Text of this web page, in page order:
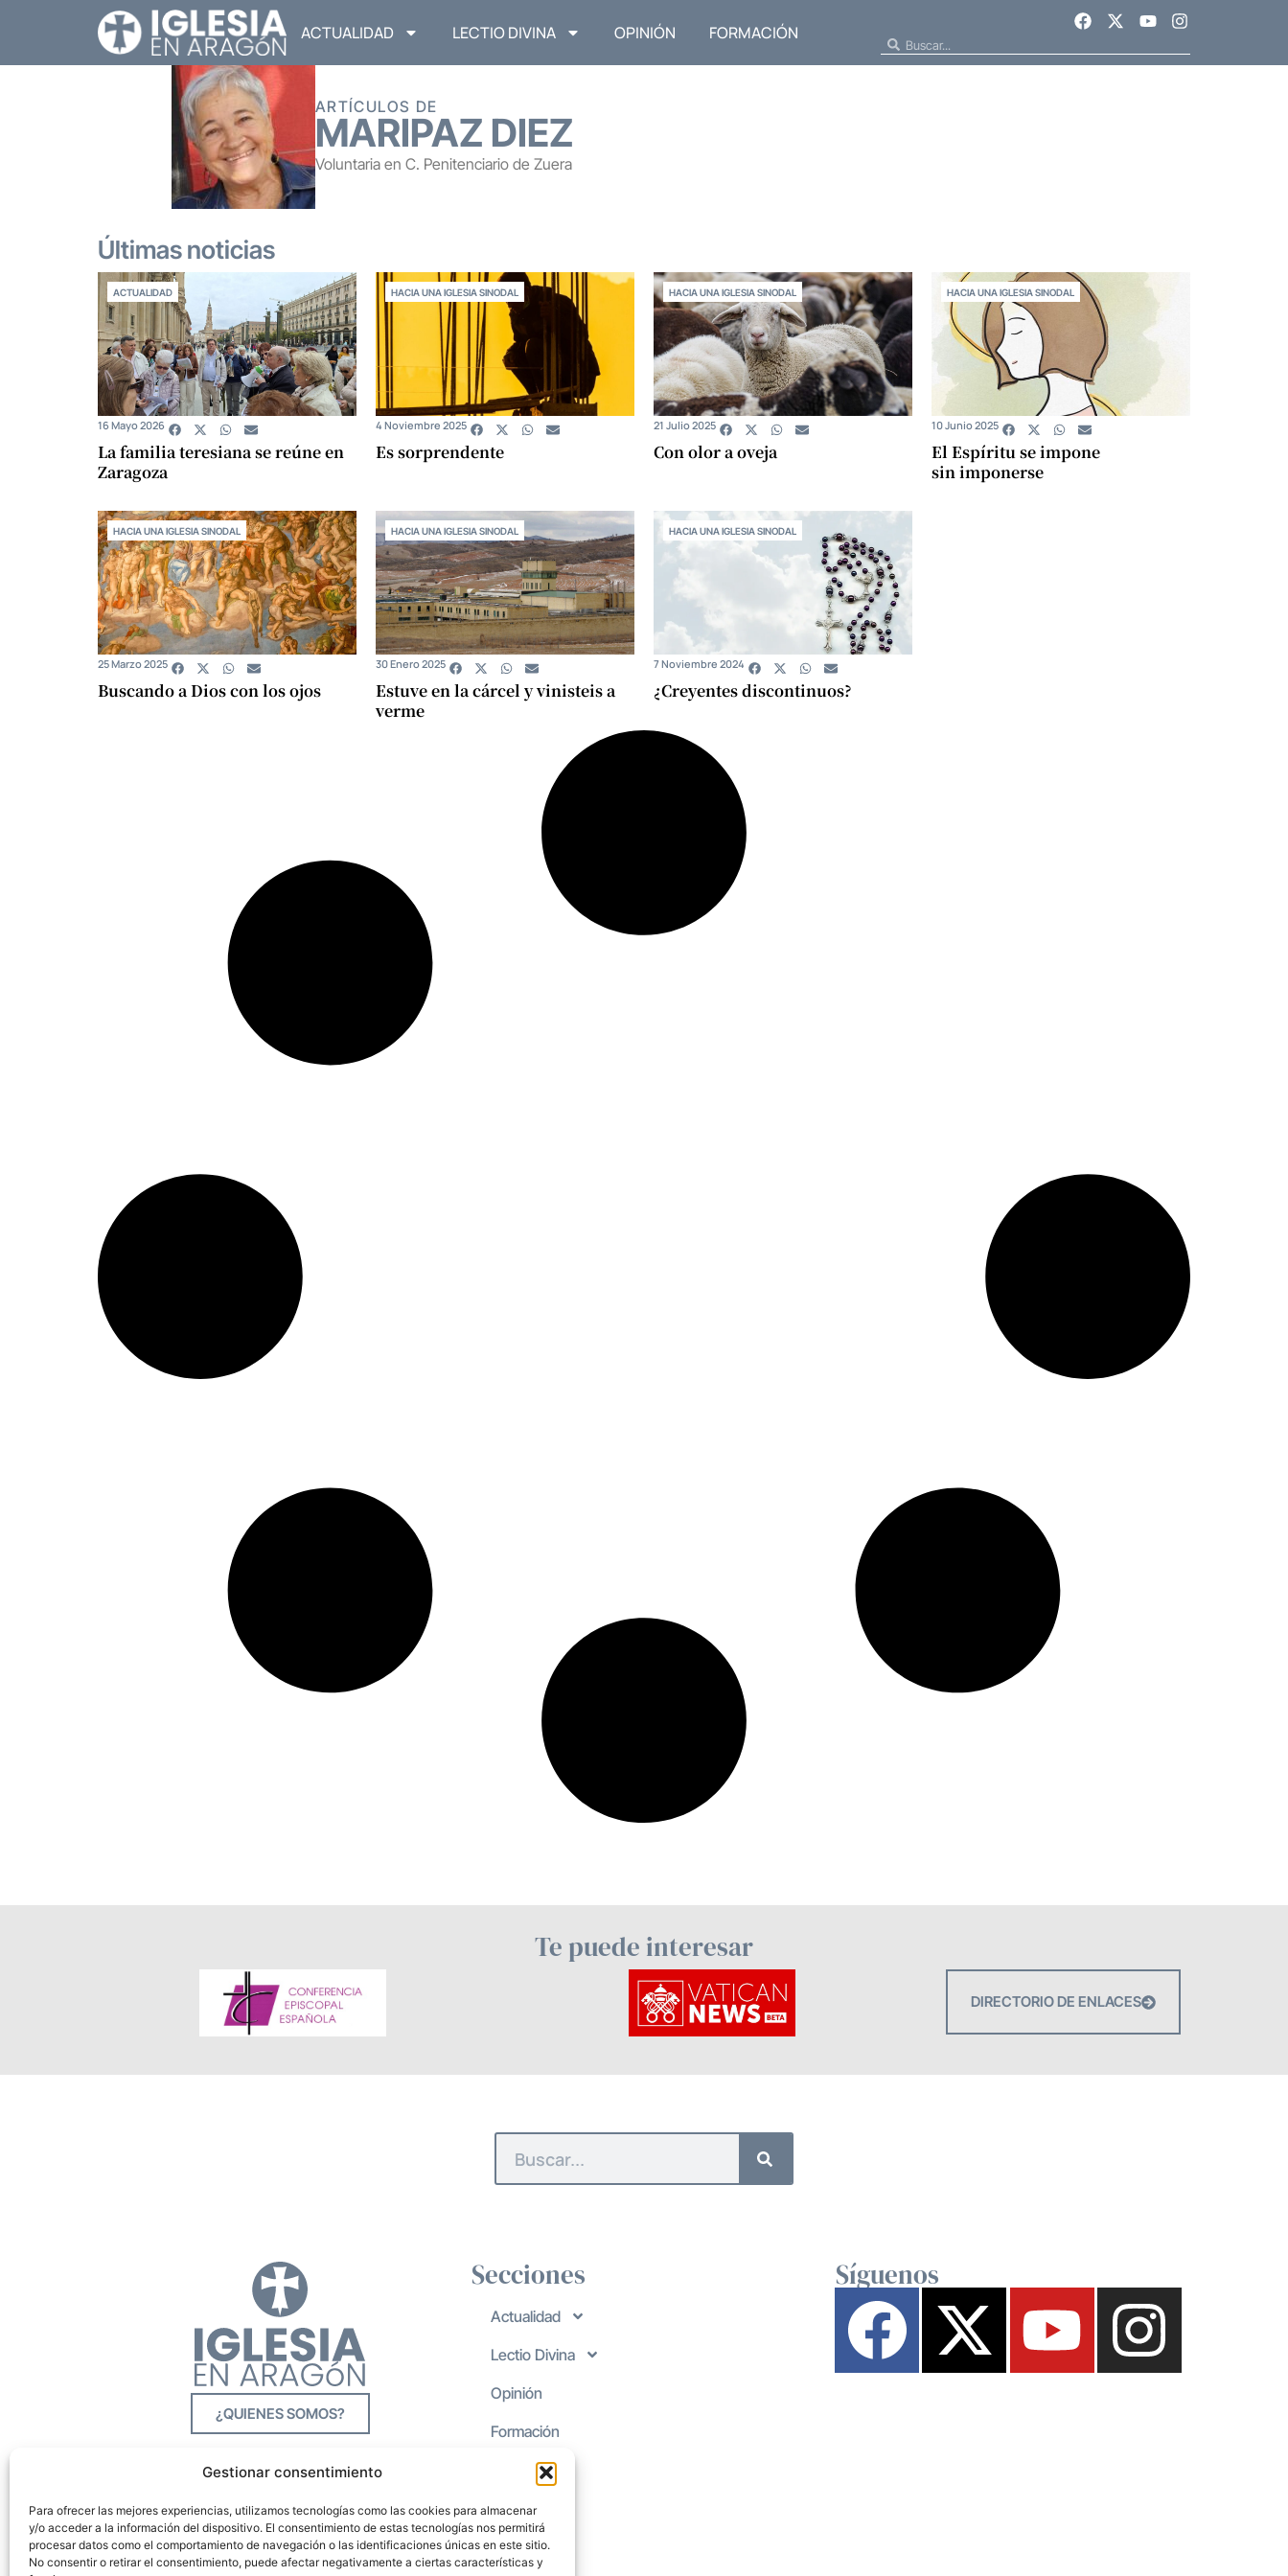
Gestionar consentimiento
Para ofrecer las mejores experiencias, utilizamos tecnologías como las cookies para almacenar
y/o acceder a la información del dispositivo. El consentimiento de estas tecnologías nos permitirá
procesar datos como el comportamiento de navegación o las identificaciones únicas en este sitio.
No consentir o retirar el consentimiento, puede afectar negativamente a ciertas características y
ACTUALIDAD LECTIO DIVINA OPINIÓN FORMACIÓN
ARTÍCULOS DE
MARIPAZ DIEZ
Voluntaria en C. Penitenciario de Zuera
Últimas noticias
ACTUALIDAD
La familia teresiana se reúne en
Zaragoza
16 Mayo 2026
HACIA UNA IGLESIA SINODAL
Es sorprendente
4 Noviembre 2025
HACIA UNA IGLESIA SINODAL
Con olor a oveja
21 Julio 2025
HACIA UNA IGLESIA SINODAL
El Espíritu se impone
sin imponerse
10 Junio 2025
HACIA UNA IGLESIA SINODAL
Buscando a Dios con los ojos
25 Marzo 2025
HACIA UNA IGLESIA SINODAL
Estuve en la cárcel y vinisteis a
verme
30 Enero 2025
HACIA UNA IGLESIA SINODAL
¿Creyentes discontinuos?
7 Noviembre 2024
Te puede interesar
DIRECTORIO DE ENLACES
¿QUIENES SOMOS?
Secciones
Actualidad
Lectio Divina
Opinión
Formación
Síguenos